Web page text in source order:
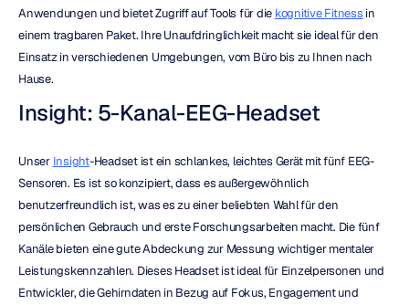
Anwendungen und bietet Zugriff auf Tools für die kognitive Fitness in
einem tragbaren Paket. Ihre Unaufdringlichkeit macht sie ideal für den
Einsatz in verschiedenen Umgebungen, vom Büro bis zu Ihnen nach
Hause.
Insight: 5-Kanal-EEG-Headset
Unser Insight-Headset ist ein schlankes, leichtes Gerät mit fünf EEG-
Sensoren. Es ist so konzipiert, dass es außergewöhnlich
benutzerfreundlich ist, was es zu einer beliebten Wahl für den
persönlichen Gebrauch und erste Forschungsarbeiten macht. Die fünf
Kanäle bieten eine gute Abdeckung zur Messung wichtiger mentaler
Leistungskennzahlen. Dieses Headset ist ideal für Einzelpersonen und
Entwickler, die Gehirndaten in Bezug auf Fokus, Engagement und